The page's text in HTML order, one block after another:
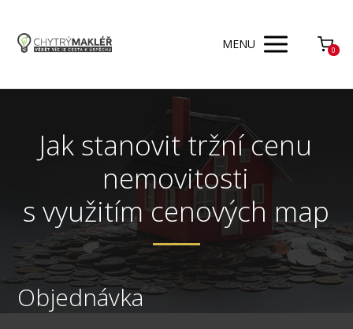
MENU 0
Jak stanovit tržní cenu
nemovitosti
s využitím cenových map
Objednávka